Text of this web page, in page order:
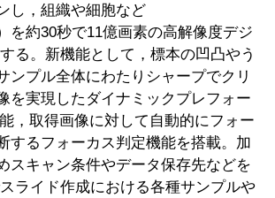
し，組織や細胞など
を約30秒で11億画素の高解像度デジ
る。新機能として，標本の凹凸やう
ンプル全体にわたりシャープでクリ
を実現したダイナミックプレフォー
，取得画像に対して自動的にフォー
するフォーカス判定機能を搭載。加
スキャン条件やデータ保存先などを
ライド作成における各種サンプルや